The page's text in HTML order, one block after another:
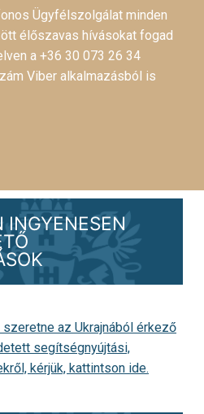
Ügyfélszolgálat minden
élőszavas hívásokat fogad
a +36 30 073 26 34
Viber alkalmazásból is
INGYENESEN
az Ukrajnából érkező
segítségnyújtási,
kérjük, kattintson ide.